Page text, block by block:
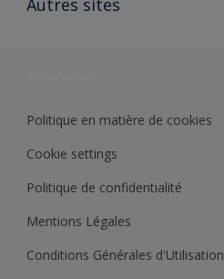
Politique en matière de cookies
Cookie settings
Politique de confidentialité
Mentions Légales
Conditions Générales d'Utilisation